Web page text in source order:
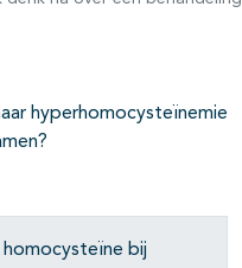
hyperhomocysteïnemie
bij